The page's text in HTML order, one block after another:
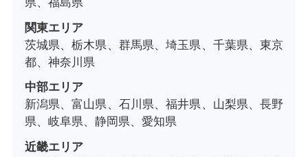
関東エリア
茨城県、栃木県、群馬県、埼玉県、千葉県、東京
都、神奈川県
中部エリア
新潟県、富山県、石川県、福井県、山梨県、長野
県、岐阜県、静岡県、愛知県
近畿エリア